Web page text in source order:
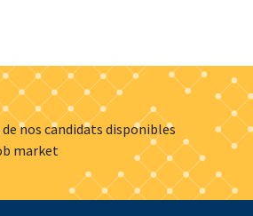
nos candidats disponibles
market